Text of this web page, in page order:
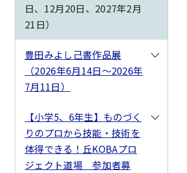
日、12月20日、2027年2月
21日）
豊田みよし己書作品展
（2026年6月14日～2026年
7月11日）
【小学5、6年生】ものづく
りのプロから技能・技術を
体得できる！丘KOBAプロ
ジェクト道場 参加者募